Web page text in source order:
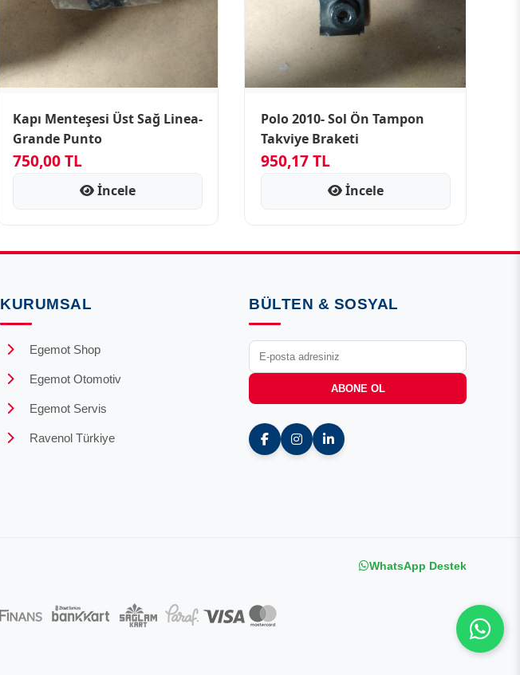
Kapı Menteşesi Üst Sağ Linea-
Grande Punto
750,00 TL
İncele
Polo 2010- Sol Ön Tampon
Takviye Braketi
950,17 TL
İncele
KURUMSAL
Egemot Shop
Egemot Otomotiv
Egemot Servis
Ravenol Türkiye
BÜLTEN & SOSYAL
ABONE OL
WhatsApp Destek